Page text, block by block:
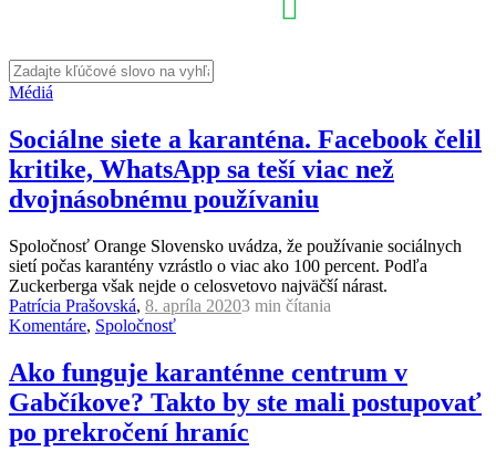
Médiá
Sociálne siete a karanténa. Facebook čelil
kritike, WhatsApp sa teší viac než
dvojnásobnému používaniu
Spoločnosť Orange Slovensko uvádza, že používanie sociálnych
sietí počas karantény vzrástlo o viac ako 100 percent. Podľa
Zuckerberga však nejde o celosvetovo najväčší nárast.
Patrícia Prašovská, 8. apríla 20203 min čítania
Komentáre, Spoločnosť
Ako funguje karanténne centrum v
Gabčíkove? Takto by ste mali postupovať
po prekročení hraníc